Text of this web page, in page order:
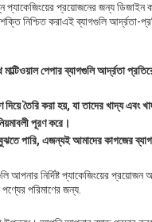
প্যাকেজিংয়ের প্রয়োজনের জন্য ডিজাইন
নিশ্চিত করাএই ব্যাগগুলি আর্দ্রতা-
পেপার ব্যাগগুলি আর্দ্রতা
তৈরি করা হয়, যা তাদের খাদ্য এবং
পূরণ করে।
পারি, এজন্যই আমাদের কাগজের
আপনার নির্দিষ্ট প্যাকেজিংয়ের
পরিমাণের জন্য.